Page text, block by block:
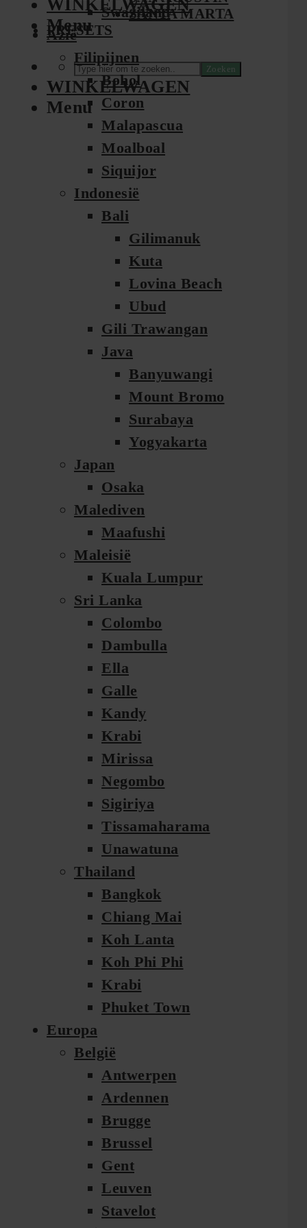
WINKELWAGEN
Menu
SANTA MARTA
PRESETS
Zoeken
WINKELWAGEN
Menu
Swaziland
Azië
Filipijnen
Bohol
Coron
Malapascua
Moalboal
Siquijor
Indonesië
Bali
Gilimanuk
Kuta
Lovina Beach
Ubud
Gili Trawangan
Java
Banyuwangi
Mount Bromo
Surabaya
Yogyakarta
Japan
Osaka
Malediven
Maafushi
Maleisië
Kuala Lumpur
Sri Lanka
Colombo
Dambulla
Ella
Galle
Kandy
Krabi
Mirissa
Negombo
Sigiriya
Tissamaharama
Unawatuna
Thailand
Bangkok
Chiang Mai
Koh Lanta
Koh Phi Phi
Krabi
Phuket Town
Europa
België
Antwerpen
Ardennen
Brugge
Brussel
Gent
Leuven
Stavelot